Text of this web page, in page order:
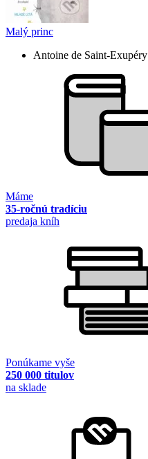
Malý princ
Antoine de Saint-Exupéry
Máme
35-ročnú tradíciu
predaja kníh
Ponúkame vyše
250 000 titulov
na sklade